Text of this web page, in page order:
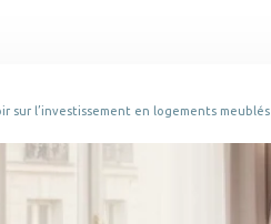
sur l’investissement en logements meublés